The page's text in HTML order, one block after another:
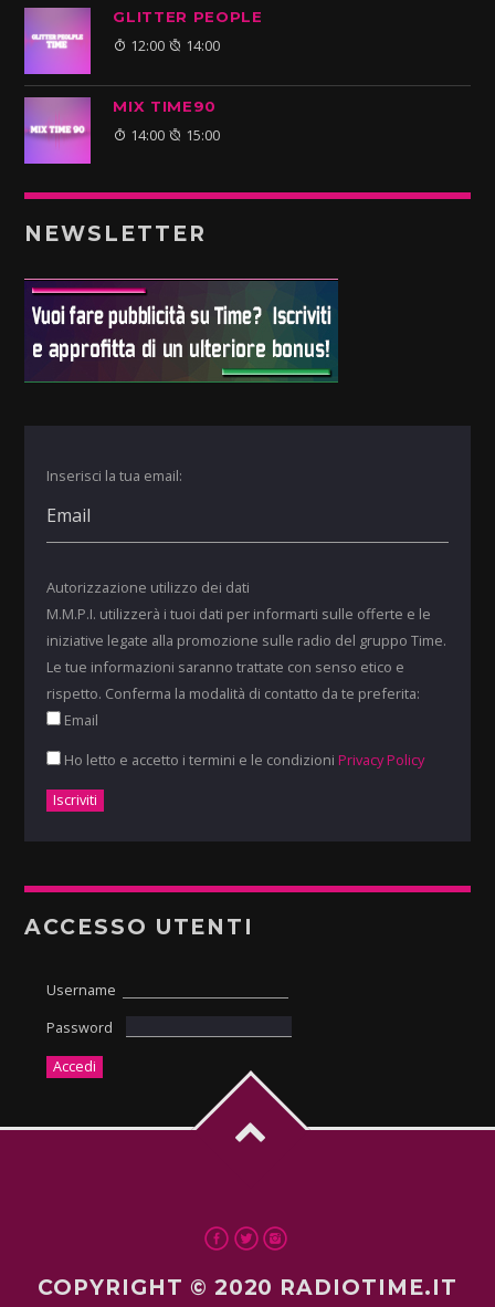
GLITTER PEOPLE
12:00 14:00
MIX TIME90
14:00 15:00
NEWSLETTER
Inserisci la tua email:
Autorizzazione utilizzo dei dati
M.M.P.I. utilizzerà i tuoi dati per informarti sulle offerte e le
iniziative legate alla promozione sulle radio del gruppo Time.
Le tue informazioni saranno trattate con senso etico e
rispetto. Conferma la modalità di contatto da te preferita:
Email
Ho letto e accetto i termini e le condizioni Privacy Policy
ACCESSO UTENTI
Username
Password
COPYRIGHT © 2020 RADIOTIME.IT